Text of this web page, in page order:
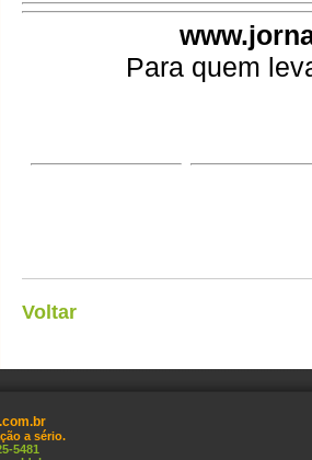
Para quem
Voltar
a sério.
5481